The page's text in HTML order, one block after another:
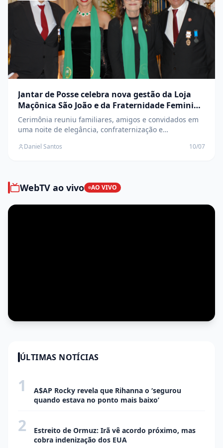
Jantar de Posse celebra nova gestão da Loja
Maçônica São João e da Fraternidade Feminina
Cruzeiro do Sul
Cerimônia reuniu familiares, amigos e convidados em
uma noite de elegância, confraternização e
Daniel Santos 10/07
WebTV ao vivo AO VIVO
ÚLTIMAS NOTÍCIAS
1
A$AP Rocky revela que Rihanna o ‘segurou
quando estava no ponto mais baixo’
2
Estreito de Ormuz: Irã vê acordo próximo, mas
cobra indenização dos EUA